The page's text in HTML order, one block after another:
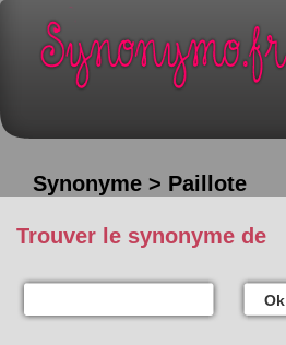
Synonyme > Paillote
Trouver le synonyme de
Ok